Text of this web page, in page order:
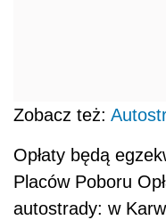
Zobacz też:
Opłaty będą
Placów Poboru
autostrady: w